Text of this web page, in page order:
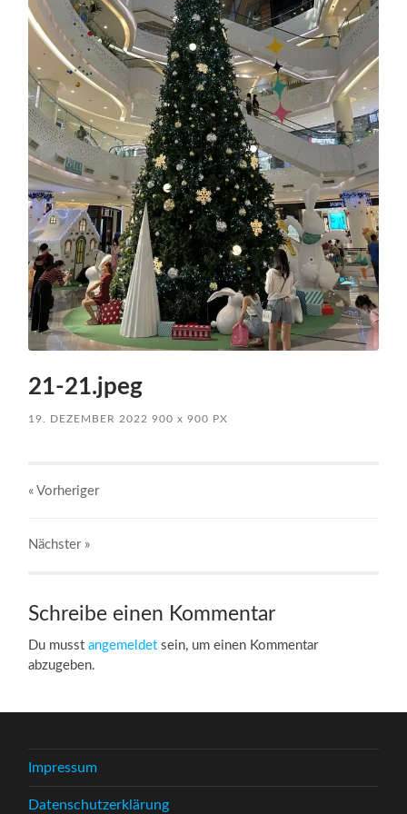
21-21.jpeg
19. DEZEMBER 2022 900x 900 PX
« Vorheriger
Nächster »
Schreibe einen Kommentar
Du musstangemeldet sein, um einen Kommentar
abzugeben.
Impressum
Datenschutzerklärung